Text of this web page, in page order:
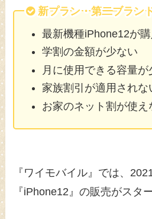
新プラン・第二ブラン
最新機種iPhone12が
学割の金額が少ない
月に使用できる容量が
家族割引が適用されな
お家のネット割が使え
『ワイモバイル』では、
『iPhone12』の販売がスタ